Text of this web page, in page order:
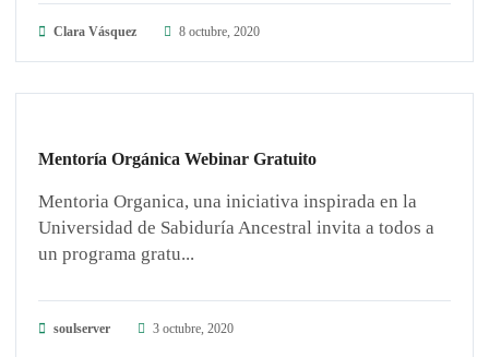
Clara Vásquez 8 octubre, 2020
Mentoría Orgánica Webinar Gratuito
Mentoria Organica, una iniciativa inspirada en la
Universidad de Sabiduría Ancestral invita a todos a
un programa gratu...
soulserver 3 octubre, 2020